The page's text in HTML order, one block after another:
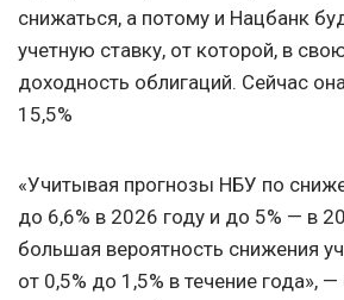
снижаться, а потому и Нацбанк
учетную ставку, от которой, в
доходность облигаций. Сейчас
15,5%
«Учитывая прогнозы НБУ по
до 6,6% в 2026 году и до 5% — в
большая вероятность снижения
от 0,5% до 1,5% в течение года»,